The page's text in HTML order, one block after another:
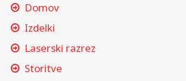
Domov
Izdelki
Laserski razrez
Storitve